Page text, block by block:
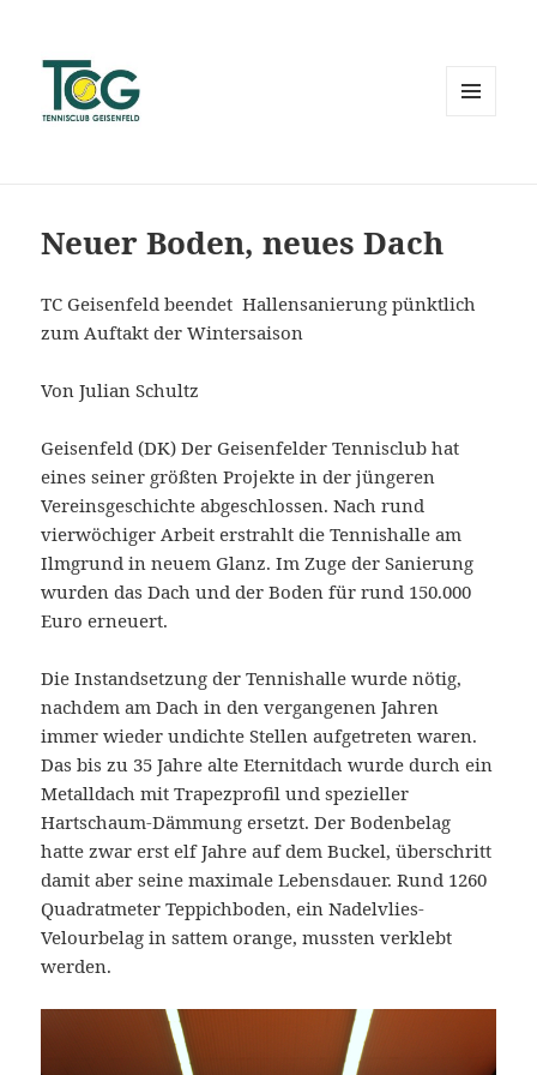
Neuer Boden, neues Dach
TC Geisenfeld beendet Hallensanierung pünktlich
zum Auftakt der Wintersaison
Von Julian Schultz
Geisenfeld (DK) Der Geisenfelder Tennisclub hat
eines seiner größten Projekte in der jüngeren
Vereinsgeschichte abgeschlossen. Nach rund
vierwöchiger Arbeit erstrahlt die Tennishalle am
Ilmgrund in neuem Glanz. Im Zuge der Sanierung
wurden das Dach und der Boden für rund 150.000
Euro erneuert.
Die Instandsetzung der Tennishalle wurde nötig,
nachdem am Dach in den vergangenen Jahren
immer wieder undichte Stellen aufgetreten waren.
Das bis zu 35 Jahre alte Eternitdach wurde durch ein
Metalldach mit Trapezprofil und spezieller
Hartschaum-Dämmung ersetzt. Der Bodenbelag
hatte zwar erst elf Jahre auf dem Buckel, überschritt
damit aber seine maximale Lebensdauer. Rund 1260
Quadratmeter Teppichboden, ein Nadelvlies-
Velourbelag in sattem orange, mussten verklebt
werden.